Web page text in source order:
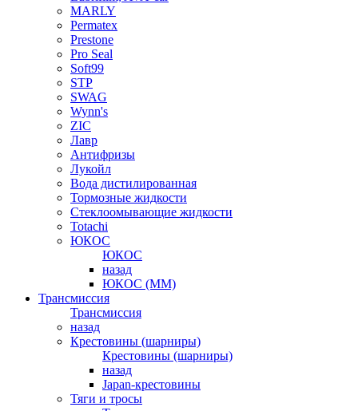
MARLY
Permatex
Prestone
Pro Seal
Soft99
STP
SWAG
Wynn's
ZIC
Лавр
Антифризы
Лукойл
Вода дистилированная
Тормозные жидкости
Стеклоомывающие жидкости
Totachi
ЮКОС
ЮКОС
назад
ЮКОС (ММ)
Трансмиссия
Трансмиссия
назад
Крестовины (шарниры)
Крестовины (шарниры)
назад
Japan-крестовины
Тяги и тросы